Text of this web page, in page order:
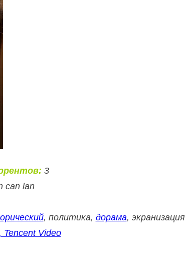
3
can lan
, политика, дорама, экранизация
Video